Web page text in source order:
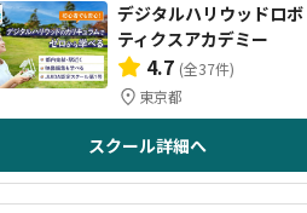
デジタルハリウッドロボ
ティクスアカデミー
4.7 (全37件)
東京都
スクール詳細へ